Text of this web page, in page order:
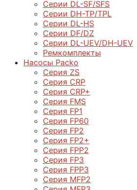
Серии DL-SF/SFS
Серии DН-ТP/ТPL
Серии DL-HS
Серии DF/DZ
Серии DL-UEV/DH-UEV
Ремкомплекты
Насосы Packo
Серия ZS
Серия CRP
Серия CRP+
Серия FMS
Серия FP1
Серия FP60
Серия FP2
Серия FP2+
Серия FPP2
Серия FP3
Серия FPP3
Серия МFP2